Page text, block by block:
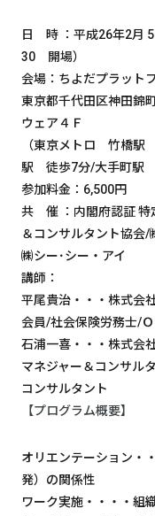
日 時 ：平成26年2月
30 開場）
会場：ちよだプラット
東京都千代田区神田
ウェア４Ｆ
（東京メトロ 竹橋
駅 徒歩7分/大手町駅
参加料金：6,500円
共 催 ：内閣府認証 特
＆コンサルタント協会
㈱シー･シー・アイ
講師：
平尾貴治・・・株式会
会員/社会保険労務士/
石浦一喜・・・株式会
マネジャー＆コンサル
コンサルタント
【プログラム概要】
オリエンテーション・
発）の関係性
ワーク実施・・・・組